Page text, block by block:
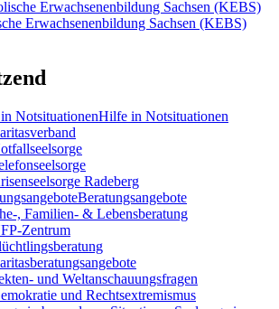
Erwachsenenbildung Sachsen (KEBS)
Hilfe in Notsituationen
Radeberg
Beratungsangebote
, Familien- & Lebensberatung
Zentrum
und Weltanschauungsfragen
und Rechtsextremismus